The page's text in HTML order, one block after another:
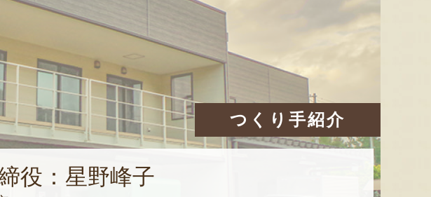
つくり手紹介
役：星野峰子